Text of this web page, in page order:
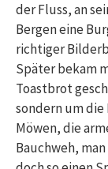
der Fluss, an
Bergen eine
richtiger
Später bekam
Toastbrot
sondern um
Möwen, die
Bauchweh,